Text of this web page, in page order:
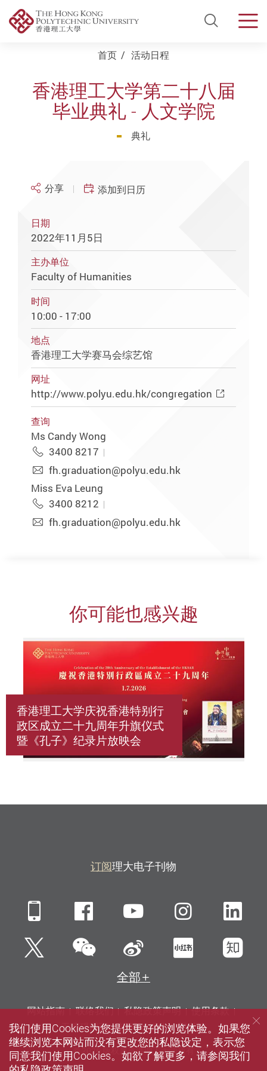
Open
首页 活动日程
香港理工大学第二十八届
毕业典礼 - 人文学院
典礼
分享 添加到日历
日期
2022年11月5日
主办单位
Faculty of Humanities
时间
10:00 - 17:00
地点
香港理工大学赛马会综艺馆
网址
http://www.polyu.edu.hk/congregation
查询
Ms Candy Wong
3400 8217
fh.graduation@polyu.edu.hk
Miss Eva Leung
3400 8212
fh.graduation@polyu.edu.hk
你可能也感兴趣
香港理工大学庆祝香港特别行
政区成立二十九周年升旗仪式
暨《孔子》纪录片放映会
订阅理大电子刊物
Mobile FacebookYouTube
Twitter微信 新浪微博小红书知
全部
网站指南 联络我们 私隐政策声明
使用条款
无障碍网页
招聘 媒体 图书馆
© 2026 版权属香港理工大学所有
我们使用Cookies为您提供更好的浏览体验。如果您
继续浏览本网站而没有更改您的私隐设定，表示您
同意我们使用Cookies。如欲了解更多，请参阅我们